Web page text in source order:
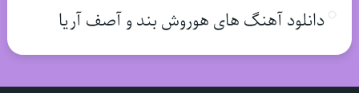
دانلود آهنگ های هوروش بند و آصف آریا